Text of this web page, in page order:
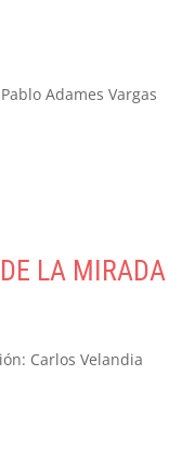
Adames Vargas
LA MIRADA
Carlos Velandia